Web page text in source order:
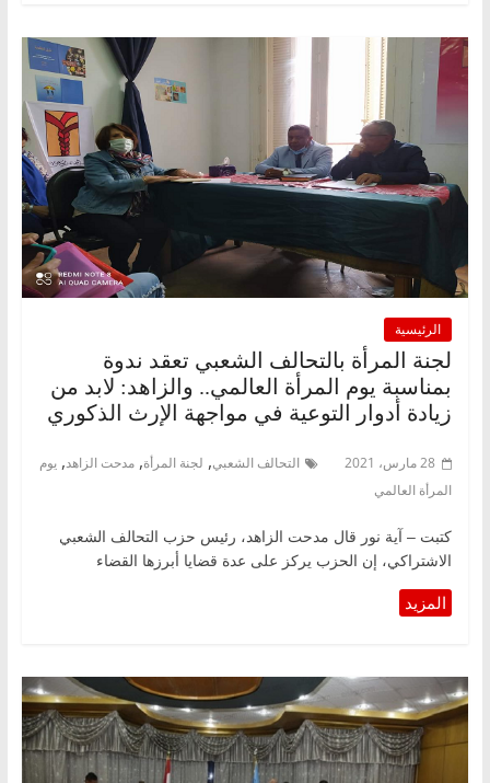
الرئيسية
لجنة المرأة بالتحالف الشعبي تعقد ندوة
بمناسبة يوم المرأة العالمي.. والزاهد: لابد من
زيادة أدوار التوعية في مواجهة الإرث الذكوري
28 مارس، 2021 التحالف الشعبي, لجنة المرأة, مدحت الزاهد, يوم
المرأة العالمي
كتبت – آية نور قال مدحت الزاهد، رئيس حزب التحالف الشعبي
الاشتراكي، إن الحزب يركز على عدة قضايا أبرزها القضاء